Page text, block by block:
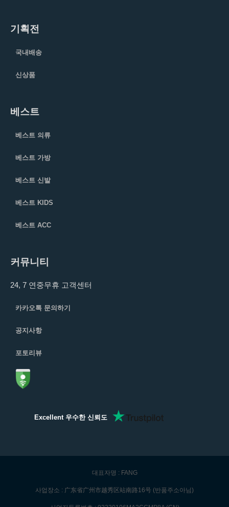
기획전
국내배송
신상품
베스트
베스트 의류
베스트 가방
베스트 신발
베스트 KIDS
베스트 ACC
커뮤니티
24, 7 연중무휴 고객센터
카카오톡 문의하기
공지사항
포토리뷰
Excellent 우수한 신뢰도
대표자명 : FANG
사업장소 : 广东省广州市越秀区站南路16号 (반품주소아님)